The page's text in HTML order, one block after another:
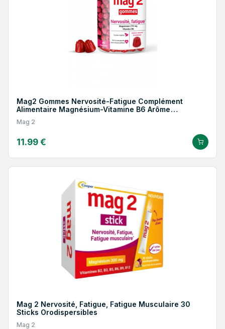
de potassium, ce complément favorise la relaxation
musculaire et améliore la récupération après l'effort.
Formes adaptées à tous: Disponibles sous forme de
comprimés, d’ampoules buvables ou de sachets, les
compléments Mag 2 s’adaptent à toutes les préférences.
Mag2 Gommes Nervosité-Fatigue Complément
Alimentaire Magnésium-Vitamine B6 Arôme
Mag 2
11.99 €
Mag 2 Nervosité, Fatigue, Fatigue Musculaire 30
Sticks Orodispersibles
Mag 2